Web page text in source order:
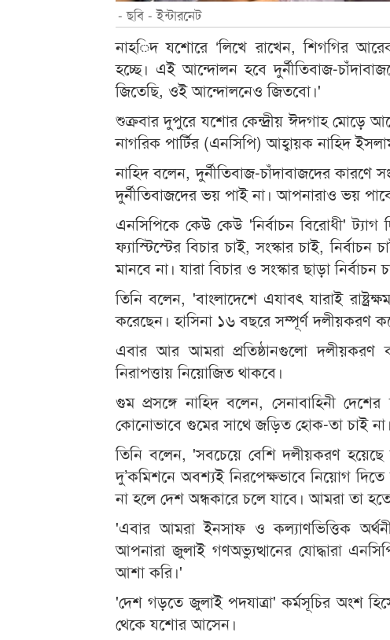
- ছবি - ইন্টারনেট
নাহিদ যশোরে ‘লিখে রাখেন, শিগগির
হচ্ছে। এই আন্দোলন হবে দুর্নীতিবাজ-
জিতেছি, ওই আন্দোলনেও জিতবো।'
শুক্রবার দুপুরে যশোর কেন্দ্রীয় ঈদগাহ মোড়ে
নাগরিক পার্টির (এনসিপি) আহ্বায়ক নাহিদ
নাহিদ বলেন, দুর্নীতিবাজ-চাঁদাবাজদের কারণে
দুর্নীতিবাজদের ভয় পাই না। আপনারাও ভয়
এনসিপিকে কেউ কেউ 'নির্বাচন বিরোধী'
ফ্যাস্টিস্টের বিচার চাই, সংস্কার চাই, নির্বাচন
মানবে না। যারা বিচার ও সংস্কার ছাড়া নির্বাচন
তিনি বলেন, 'বাংলাদেশে এযাবৎ যারাই
করেছেন। হাসিনা ১৬ বছরে সম্পূর্ণ দলীয়করণ
এবার আর আমরা প্রতিষ্ঠানগুলো
নিরাপত্তায় নিয়োজিত থাকবে।
গুম প্রসঙ্গে নাহিদ বলেন, সেনাবাহিনী দেশের
কোনোভাবে গুমের সাথে জড়িত হোক-তা চাই
তিনি বলেন, 'সবচেয়ে বেশি দলীয়করণ
দু’কমিশনে অবশ্যই নিরপেক্ষভাবে নিয়োগ
না হলে দেশ অন্ধকারে চলে যাবে। আমরা তা
'এবার আমরা ইনসাফ ও কল্যাণভিত্তিক
আপনারা জুলাই গণঅভ্যুত্থানের যোদ্ধারা
আশা করি।'
'দেশ গড়তে জুলাই পদযাত্রা' কর্মসূচির অংশ
থেকে যশোর আসেন।